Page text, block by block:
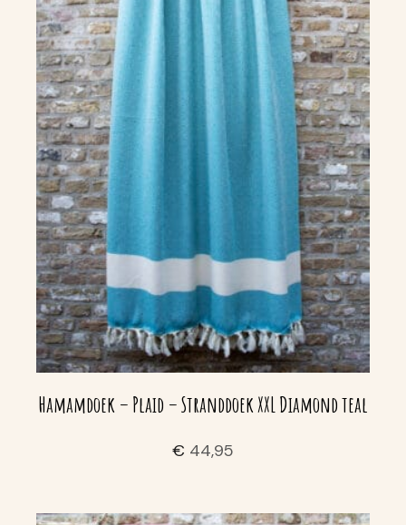
Hamamdoek – Plaid – Stranddoek XXL Diamond teal
€ 44,95